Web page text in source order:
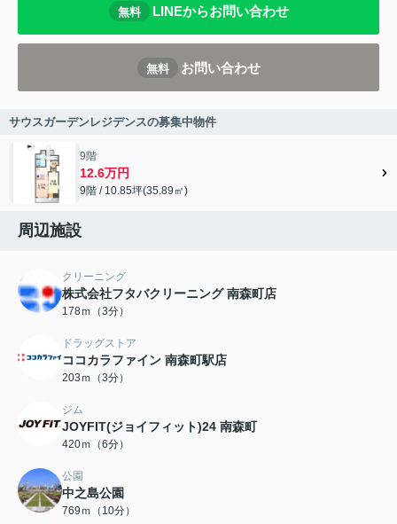
無料 LINEからお問い合わせ
無料 お問い合わせ
サウスガーデンレジデンスの募集中物件
9階
12.6万円
9階 / 10.85坪(35.89㎡)
周辺施設
クリーニング
株式会社フタバクリーニング 南森町店
178ｍ（3分）
ドラッグストア
ココカラファイン 南森町駅店
203ｍ（3分）
ジム
JOYFIT(ジョイフィット)24 南森町
420ｍ（6分）
公園
中之島公園
769ｍ（10分）